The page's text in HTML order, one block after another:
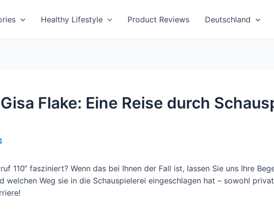
Healthy Lifestyle Product Reviews Deutschland
Flake: Eine Reise durch
110“ fasziniert? Wenn das bei Ihnen der Fall ist, lassen Sie uns Ihre
Weg sie in die Schauspielerei eingeschlagen hat – sowohl